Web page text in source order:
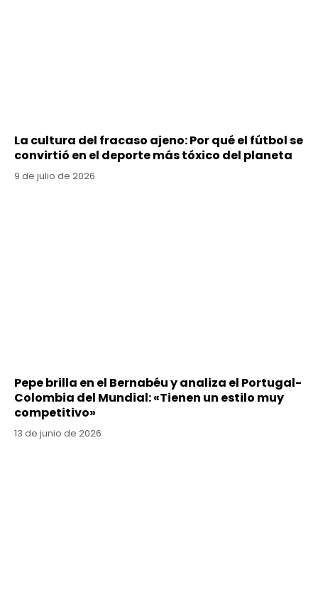
La cultura del fracaso ajeno: Por qué el fútbol se
convirtió en el deporte más tóxico del planeta
9 de julio de 2026
Pepe brilla en el Bernabéu y analiza el Portugal-
Colombia del Mundial: «Tienen un estilo muy
competitivo»
13 de junio de 2026